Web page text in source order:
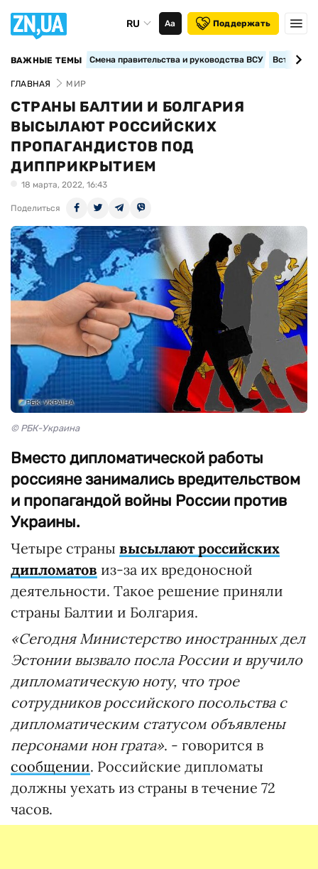
RU Аа Поддержать
ВАЖНЫЕ ТЕМЫ Смена правительства и руководства ВСУ
ГЛАВНАЯ МИР
СТРАНЫ БАЛТИИ И БОЛГАРИЯ
ВЫСЫЛАЮТ РОССИЙСКИХ
ПРОПАГАНДИСТОВ ПОД
ДИППРИКРЫТИЕМ
18 марта, 2022, 16:43
Поделиться
© РБК-Украина
Вместо дипломатической работы
россияне занимались вредительством
и пропагандой войны России против
Украины.
Четыре страны высылают российских
дипломатов из-за их вредоносной
деятельности. Такое решение приняли
страны Балтии и Болгария.
«Сегодня Министерство иностранных дел
Эстонии вызвало посла России и вручило
дипломатическую ноту, что трое
сотрудников российского посольства с
дипломатическим статусом объявлены
персонами нон грата». - говорится в
сообщении. Российские дипломаты
должны уехать из страны в течение 72
часов.